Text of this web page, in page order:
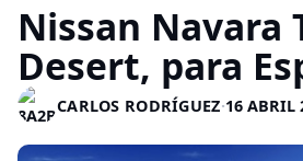
Nissan Navara
Desert, para
CARLOS RODRÍGUEZ·16 ABRIL